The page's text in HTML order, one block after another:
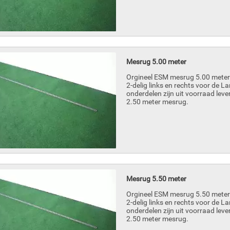
Mesrug 5.00 meter
Orgineel ESM mesrug 5.00
2-delig links en rechts voor de
onderdelen zijn uit voorraad
2.50 meter mesrug.
Mesrug 5.50 meter
Orgineel ESM mesrug 5.50
2-delig links en rechts voor de
onderdelen zijn uit voorraad
2.50 meter mesrug.